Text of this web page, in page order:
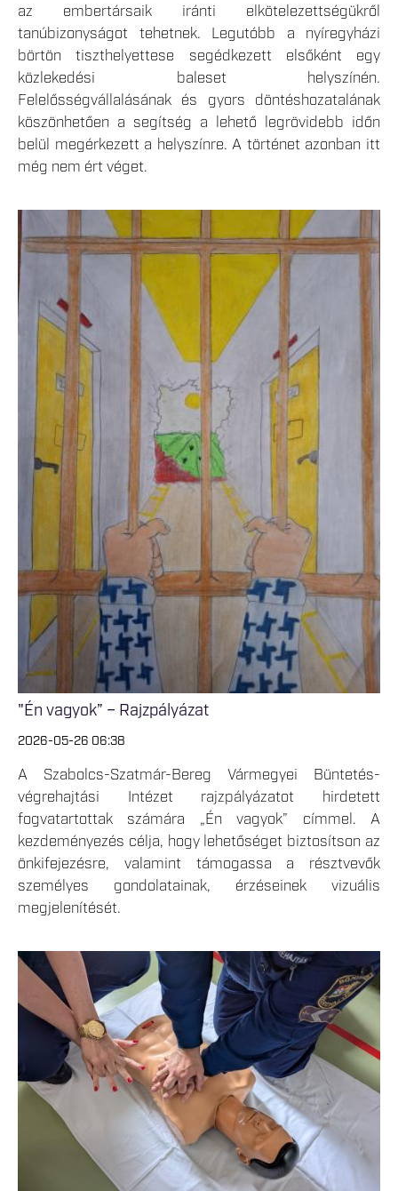
az embertársaik iránti elkötelezettségükről
tanúbizonyságot tehetnek. Legutóbb a nyíregyházi
börtön tiszthelyettese segédkezett elsőként egy
közlekedési baleset helyszínén.
Felelősségvállalásának és gyors döntéshozatalának
köszönhetően a segítség a lehető legrövidebb időn
belül megérkezett a helyszínre. A történet azonban itt
még nem ért véget.
"Én vagyok” – Rajzpályázat
2026-05-26 06:38
A Szabolcs-Szatmár-Bereg Vármegyei Büntetés-
végrehajtási Intézet rajzpályázatot hirdetett
fogvatartottak számára „Én vagyok” címmel. A
kezdeményezés célja, hogy lehetőséget biztosítson az
önkifejezésre, valamint támogassa a résztvevők
személyes gondolatainak, érzéseinek vizuális
megjelenítését.